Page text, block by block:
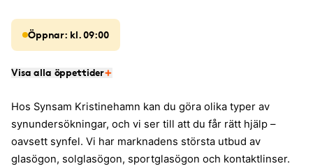
Öppnar: kl. 09:00
Visa alla öppettider
Hos Synsam Kristinehamn kan du göra olika typer av
synundersökningar, och vi ser till att du får rätt hjälp –
oavsett synfel. Vi har marknadens största utbud av
glasögon, solglasögon, sportglasögon och kontaktlinser.